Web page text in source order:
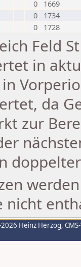
0
1669
0
1734
0 1728
Feld
in
da
zur
nicht
Heinz Herzog,